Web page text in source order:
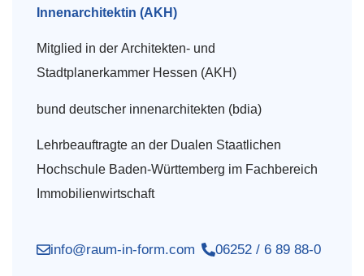
Innenarchitektin (AKH)
Mitglied in der Architekten- und
Stadtplanerkammer Hessen (AKH)
bund deutscher innenarchitekten (bdia)
Lehrbeauftragte an der Dualen Staatlichen
Hochschule Baden-Württemberg im Fachbereich
Immobilienwirtschaft
info@raum-in-form.com 06252 / 6 89 88-0